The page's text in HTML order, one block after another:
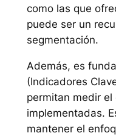
como las que
puede ser un
segmentación.
Además, es
(Indicadores
permitan medir
implementadas.
mantener el